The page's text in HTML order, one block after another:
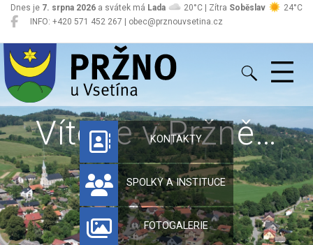
INFO: +420 571 452 267 | obec@prznouvsetina.cz
Dnes je 7. srpna 2026 a svátek má Lada 20°C | Zítra Soběslav 24°C
Pržno
Vítejte v Pržně…
KONTAKTY
SPOLKY A INSTITUCE
FOTOGALERIE